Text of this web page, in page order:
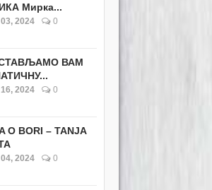
Мирка...
2024 0
ВАМ
2024 0
O BORI – TANJA
2024 0